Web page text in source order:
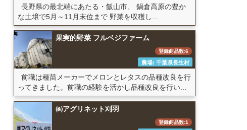
長野県の最北端にあたる・飯山市、 鍋倉高原の豊か
な土壌で5月～11月末位まで 野菜を収穫し...
果実的野菜 フルベジファーム
登録商品数:6
農場: 千葉県長生村
前職は種苗メーカーでメロンとレタスの品種改良を行
ってきました。前職の経験を活かし品種改良を行い...
㈱アグリネット刈羽
登録商品数:1